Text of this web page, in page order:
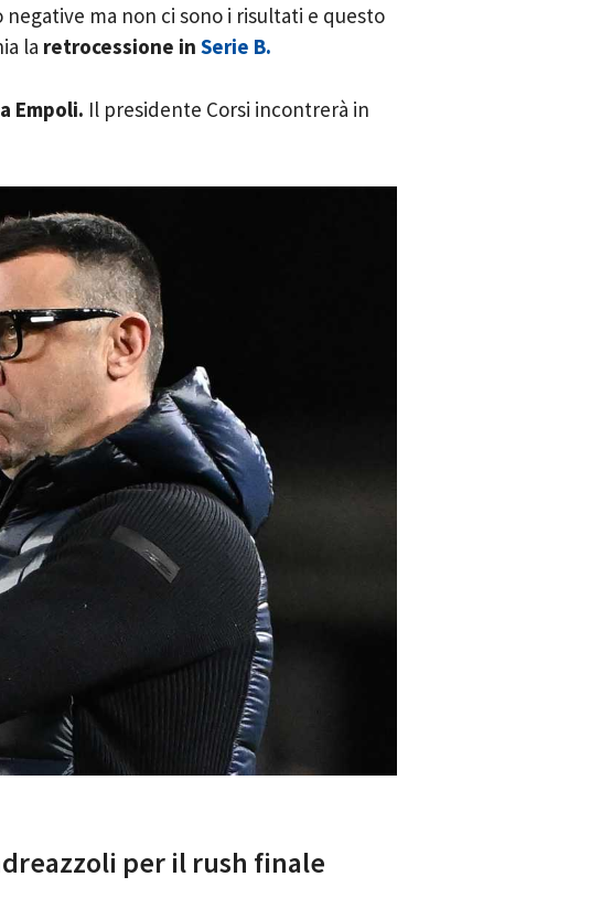
ma non ci sono i risultati e questo
la retrocessione in Serie B.
Empoli. Il presidente Corsi incontrerà in
per il rush finale